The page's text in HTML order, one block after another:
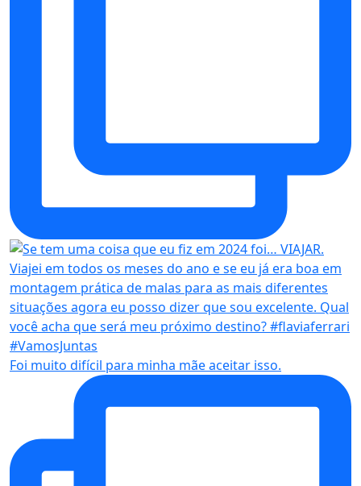
Foi muito difícil para minha mãe aceitar isso.